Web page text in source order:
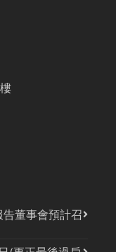
董事會預計召